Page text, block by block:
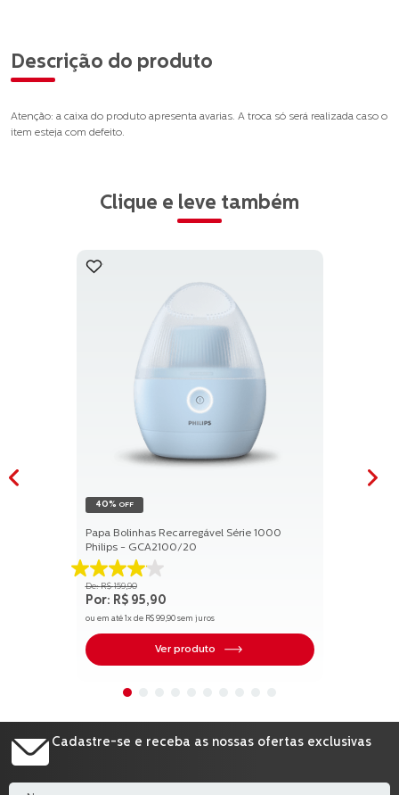
Descrição do produto
Atenção: a caixa do produto apresenta avarias. A troca só será realizada caso o
item esteja com defeito.
Clique e leve também
40% OFF
Papa Bolinhas Recarregável Série 1000
Philips - GCA2100/20
4.1
de
5
estrelas.
17
avaliações
R$ 159,90
R$ 95,90
ou em até 1 x de R$ 99,90sem juros
Ver produto
Cadastre-se e receba as nossas ofertas exclusivas